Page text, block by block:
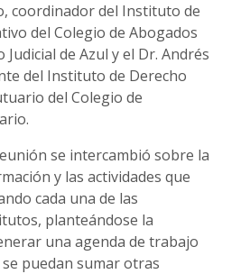
coordinador del Instituto de
del Colegio de Abogados
de Azul y el Dr. Andrés
del Instituto de Derecho
del Colegio de
se intercambió sobre la
y las actividades que
cada una de las
planteándose la
una agenda de trabajo
puedan sumar otras